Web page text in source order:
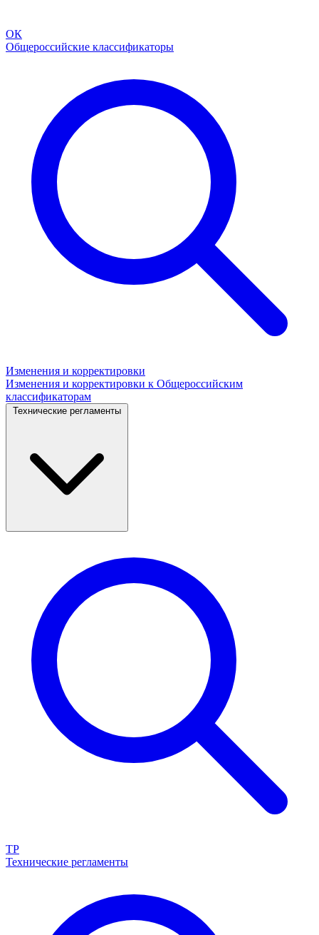
ОК
Общероссийские классификаторы
Изменения и корректировки
Изменения и корректировки к Общероссийским
классификаторам
Технические регламенты
ТР
Технические регламенты